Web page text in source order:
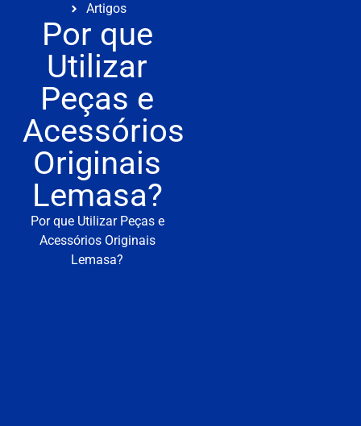
Artigos
Por que
Utilizar
Peças e
Acessórios
Originais
Lemasa?
Por que Utilizar Peças e
Acessórios Originais
Lemasa?